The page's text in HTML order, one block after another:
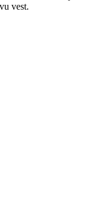
Kliknite na željeni